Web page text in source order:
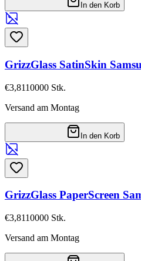
In den Korb
GrizzGlass SatinSkin
€3,8110000 Stk.
Versand am Montag
In den Korb
GrizzGlass PaperScreen
€3,8110000 Stk.
Versand am Montag